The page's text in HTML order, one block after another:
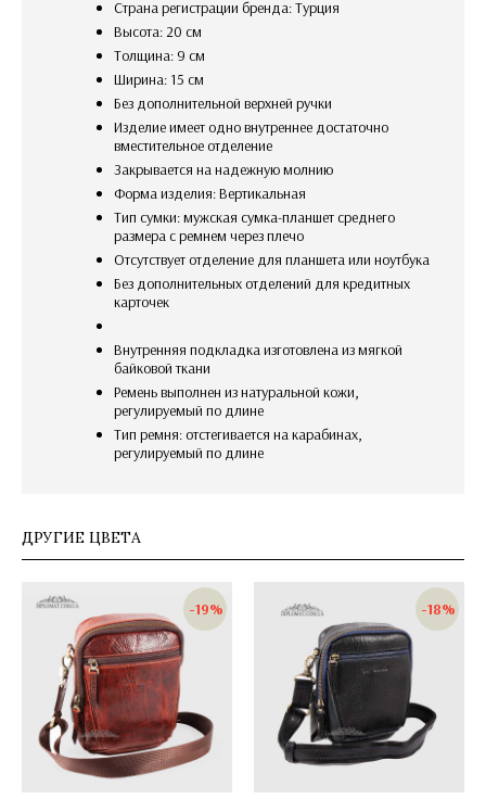
Страна регистрации бренда: Турция
Высота: 20 см
Толщина: 9 см
Ширина: 15 см
Без дополнительной верхней ручки
изделие имеет одно внутреннее достаточно
вместительное отделение
закрывается на надежную молнию
Форма изделия: Вертикальная
Тип сумки: мужская сумка-планшет среднего
размера с ремнем через плечо
Отсутствует отделение для планшета или ноутбука
без дополнительных отделений для кредитных
карточек
внутренняя подкладка изготовлена из мягкой
байковой ткани
Ремень выполнен из натуральной кожи,
регулируемый по длине
Тип ремня: отстегивается на карабинах,
регулируемый по длине
ДРУГИЕ ЦВЕТА
-19% -18%